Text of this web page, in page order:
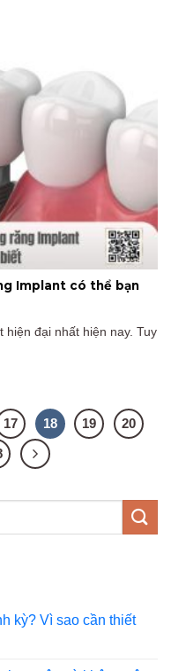
Implant có thể bạn
hiện đại nhất hiện nay. Tuy
17 18 19
20
kỳ? Vì sao cần thiết